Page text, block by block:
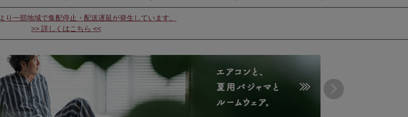
り一部地域で集配停止・配送遅延が発生しています。
>> 詳しくはこちら <<